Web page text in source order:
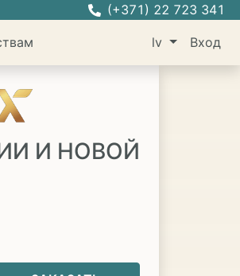
(+371) 22 723 341
lv Вход
И НОВОЙ